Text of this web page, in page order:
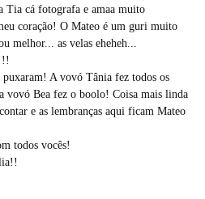
Tia cá fotografa e amaa muito
coração! O Mateo é um guri muito
melhor... as velas eheheh...
puxaram! A vovó Tânia fez todos os
vovó Bea fez o boolo! Coisa mais linda
e as lembranças aqui ficam Mateo
todos vocês!